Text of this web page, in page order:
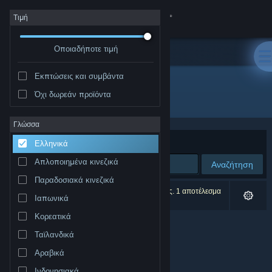
Σύνδεση
Κατάστημα
Σχετικά
Υποστήριξη
Αλλαγή γλώσσας
Προβολή ιστοσελίδας για υπολογιστές
Τιμή
Οποιαδήποτε τιμή
Εκπτώσεις και συμβάντα
Όχι δωρεάν προϊόντα
Γλώσσα
Ελληνικά
Απλοποιημένα κινεζικά
Παραδοσιακά κινεζικά
Ιαπωνικά
Κορεατικά
Ταϊλανδικά
Αραβικά
Δημιουργός: Jason Bond
Ταξινόμηση ανά
Αναζήτηση
0 αποτελέσματα ταιριάζουν με την αναζήτησή σας. 1 αποτέλεσμα
αποκλείστηκε βάσει των προτιμήσεών σας.